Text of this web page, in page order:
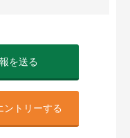
を送る
ントリーする